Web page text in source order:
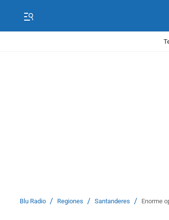
Blu Radio / Regiones / Santanderes / Enorme